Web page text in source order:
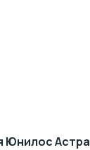
Юнилос Астра